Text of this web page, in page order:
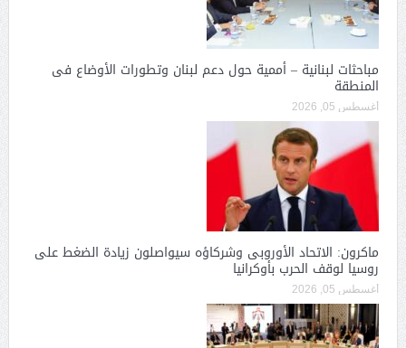
مباحثات لبنانية – أممية حول دعم لبنان وتطورات الأوضاع فى
المنطقة
أغسطس 05, 2026
ماكرون: الاتحاد الأوروبى وشركاؤه سيواصلون زيادة الضغط على
روسيا لوقف الحرب بأوكرانيا
أغسطس 05, 2026